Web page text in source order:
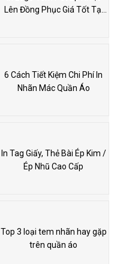
Lên Đồng Phục Giá Tốt Tại
6 Cách Tiết Kiệm Chi Phí In
Nhãn Mác Quần Áo
In Tag Giấy, Thẻ Bài Ép Kim /
Ép Nhũ Cao Cấp
Top 3 loại tem nhãn hay gặp
trên quần áo